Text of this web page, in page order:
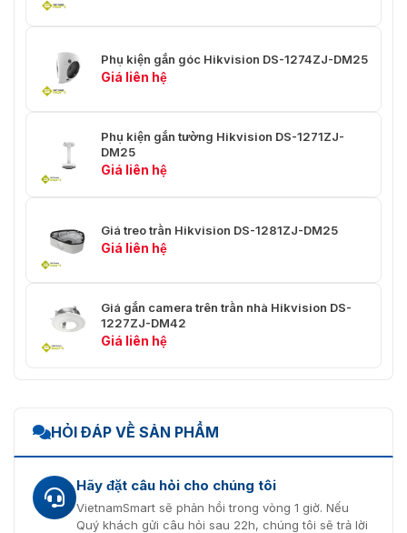
Phụ kiện gắn góc Hikvision DS-1274ZJ-DM25
Giá liên hệ
Phụ kiện gắn tường Hikvision DS-1271ZJ-
DM25
Giá liên hệ
Giá treo trần Hikvision DS-1281ZJ-DM25
Giá liên hệ
Giá gắn camera trên trần nhà Hikvision DS-
1227ZJ-DM42
Giá liên hệ
HỎI ĐÁP VỀ SẢN PHẨM
Hãy đặt câu hỏi cho chúng tôi
VietnamSmart sẽ phản hồi trong vòng 1 giờ. Nếu
Quý khách gửi câu hỏi sau 22h, chúng tôi sẽ trả lời